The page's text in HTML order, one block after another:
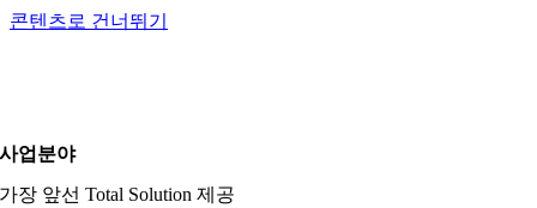
콘텐츠로 건너뛰기
사업분야
가장 앞선 Total Solution 제공